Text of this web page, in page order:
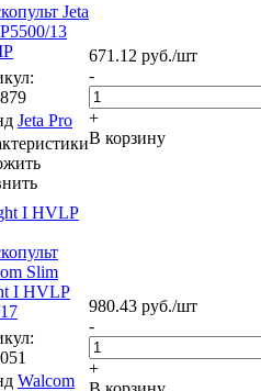
Jeta
13
:
Jeta Pro
671.12 руб./шт
-
+
В корзину
I HVLP
Slim
I HVLP
:
Walcom
980.43 руб./шт
-
+